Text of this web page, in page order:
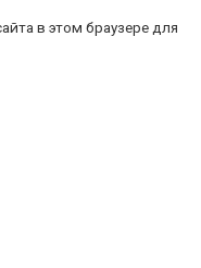
в этом браузере для